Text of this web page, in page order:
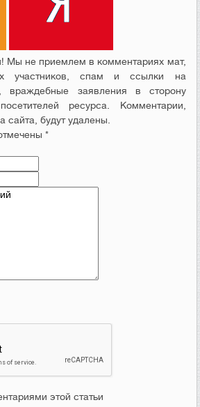
Мы не приемлем в комментариях мат,
участников, спам и ссылки на
враждебные заявления в сторону
ресурса. Комментарии,
будут удалены.
*
этой статьи